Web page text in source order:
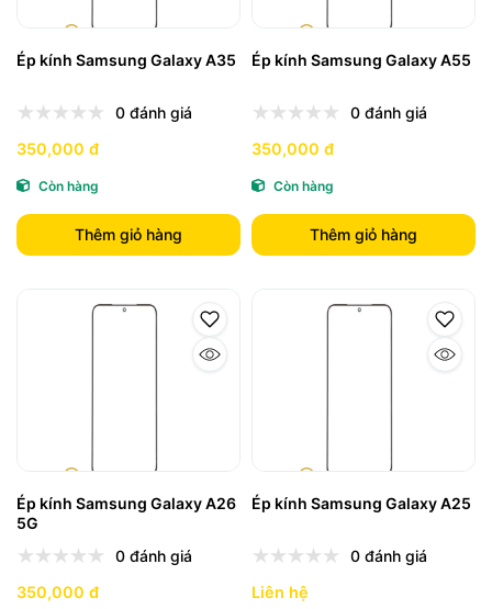
Ép kính Samsung Galaxy A35
0 đánh giá
350,000 đ
Còn hàng
Thêm giỏ hàng
Ép kính Samsung Galaxy A55
0 đánh giá
350,000 đ
Còn hàng
Thêm giỏ hàng
Ép kính Samsung Galaxy A26
5G
0 đánh giá
350,000 đ
Ép kính Samsung Galaxy A25
0 đánh giá
Liên hệ